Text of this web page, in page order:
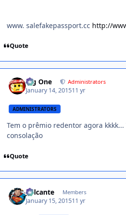
www. salefakepassport.cc http://
Quote
Big One Administrators
January 14, 201511 yr
ADMINISTRATORS
Tem o prêmio redentor agora
consolação
Quote
Jailcante Members
January 15, 201511 yr